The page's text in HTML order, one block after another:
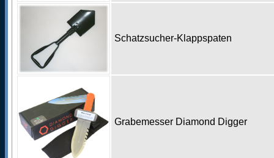
Schatzsucher-Klappspaten
Grabemesser Diamond Digger